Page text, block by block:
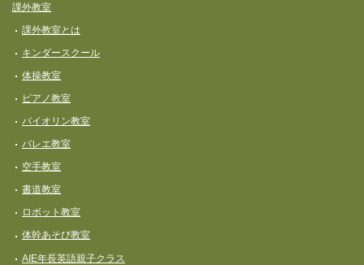
課外教室
課外教室とは
キンダースクール
体操教室
ピアノ教室
バイオリン教室
バレエ教室
空手教室
書道教室
ロボット教室
体幹あそび教室
AIE年長英語親子クラス